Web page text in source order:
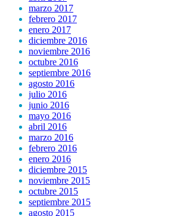
marzo 2017
febrero 2017
enero 2017
diciembre 2016
noviembre 2016
octubre 2016
septiembre 2016
agosto 2016
julio 2016
junio 2016
mayo 2016
abril 2016
marzo 2016
febrero 2016
enero 2016
diciembre 2015
noviembre 2015
octubre 2015
septiembre 2015
agosto 2015